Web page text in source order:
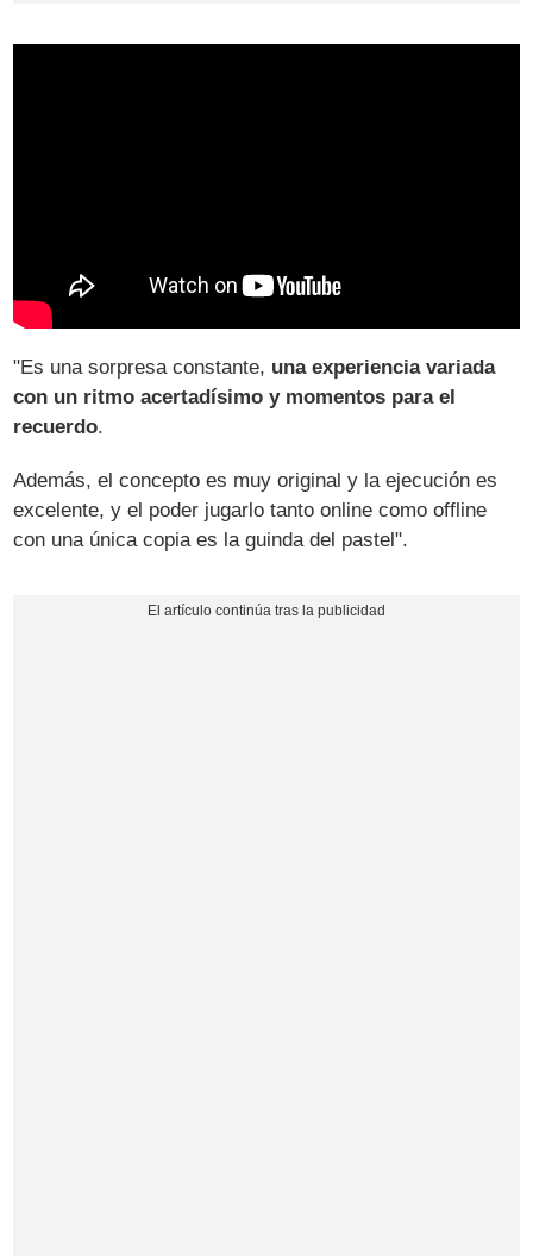
"Es una sorpresa constante, una experiencia variada
con un ritmo acertadísimo y momentos para el
recuerdo.
Además, el concepto es muy original y la ejecución es
excelente, y el poder jugarlo tanto online como offline
con una única copia es la guinda del pastel".